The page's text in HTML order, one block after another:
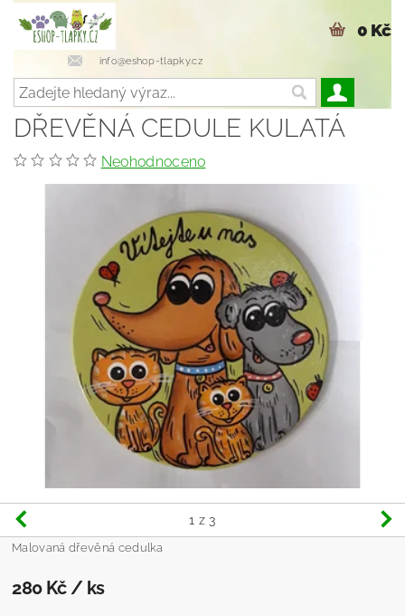
info@eshop-tlapky.cz
0 Kč
DŘEVĚNÁ CEDULE KULATÁ
Neohodnoceno
1 z 3
Malovaná dřevěná cedulka
280 Kč/ ks